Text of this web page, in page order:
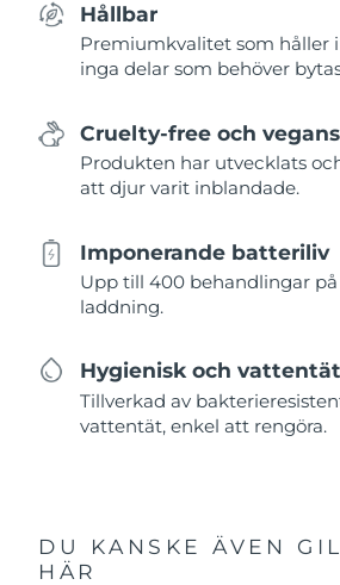
Hållbar
Premiumkvalitet som håller
inga delar som behöver
Cruelty-free och
Produkten har utvecklats
att djur varit inblandade.
Imponerande batteriliv
Upp till 400 behandlingar på
laddning.
Hygienisk och vattentät
Tillverkad av
vattentät, enkel att rengöra.
DU KANSKE ÄVEN
HÄR